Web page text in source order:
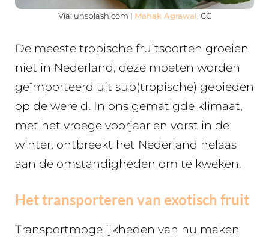
Via: unsplash.com | Mahak Agrawal , CC
De meeste tropische fruitsoorten groeien
niet in Nederland, deze moeten worden
geïmporteerd uit sub(tropische) gebieden
op de wereld. In ons gematigde klimaat,
met het vroege voorjaar en vorst in de
winter, ontbreekt het Nederland helaas
aan de omstandigheden om te kweken.
Het transporteren van exotisch fruit
Transportmogelijkheden van nu maken